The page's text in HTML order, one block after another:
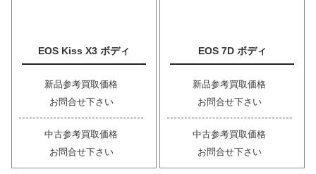
EOS Kiss X3 ボディ
新品参考買取価格
お問合せ下さい
中古参考買取価格
お問合せ下さい
EOS 7D ボディ
新品参考買取価格
お問合せ下さい
中古参考買取価格
お問合せ下さい